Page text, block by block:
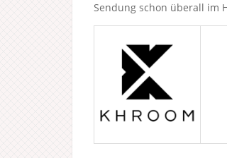
Sendung schon überall im